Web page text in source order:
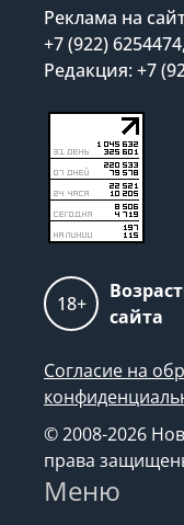
Реклама на
+7 (922)
Редакция: +7
18+
сайта
Согласие на
© 2008-2026
права
Меню